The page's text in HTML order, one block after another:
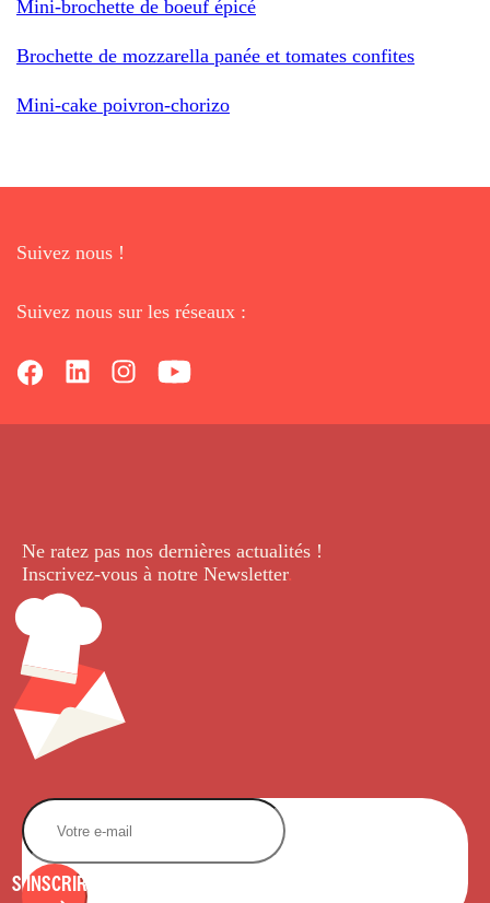
Mini-brochette de boeuf épicé
Brochette de mozzarella panée et tomates confites
Mini-cake poivron-chorizo
Suivez nous !
Suivez nous sur les réseaux :
Ne ratez pas nos dernières actualités !
Inscrivez-vous à notre Newsletter.
S'INSCRIRE